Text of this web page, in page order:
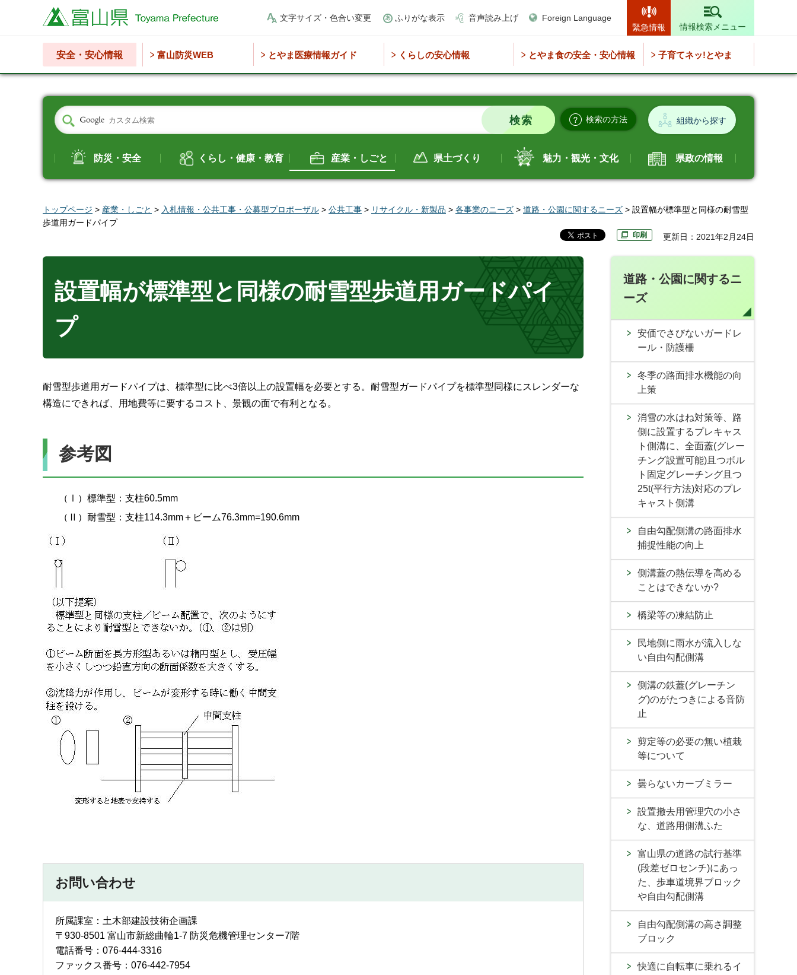
富山県 文字サイズ・色合い変更 ふりがな表示 音声読み上げ
Foreign Language
緊急情報
情報検索メニュー
安全・安心情報 富山防災WEB とやま医療情報ガイド くらしの安心情報 とやま食の安全・安心情報 子育てネッ!とやま
検索の方法 組織から探す
防災・安全 くらし・健康・教育 産業・しごと 県土づくり 魅力・観光・文化 県政の情報
トップページ > 産業・しごと > 入札情報・公共工事・公募型プロポーザル > 公共工事 > リサイクル・新製品 > 各事業のニーズ > 道路・公園に関するニーズ > 設置幅が標準型と同様の耐雪型
歩道用ガードパイプ
印刷 更新日：2021年2月24日
設置幅が標準型と同様の耐雪型歩道用ガードパイ
プ
耐雪型歩道用ガードパイプは、標準型に比べ3倍以上の設置幅を必要とする。耐雪型ガードパイプを標準型同様にスレンダーな
構造にできれば、用地費等に要するコスト、景観の面で有利となる。
参考図
（Ⅰ）標準型：支柱60.5mm
（Ⅱ）耐雪型：支柱114.3mm＋ビーム76.3mm=190.6mm
お問い合わせ
所属課室：土木部建設技術企画課
〒930-8501 富山市新総曲輪1-7 防災危機管理センター7階
電話番号：076-444-3316
ファックス番号：076-442-7954
道路・公園に関するニ
ーズ
安価でさびないガードレ
ール・防護柵
冬季の路面排水機能の向
上策
消雪の水はね対策等、路
側に設置するプレキャス
ト側溝に、全面蓋(グレー
チング設置可能)且つボル
ト固定グレーチング且つ
25t(平行方法)対応のプレ
キャスト側溝
自由勾配側溝の路面排水
捕捉性能の向上
側溝蓋の熱伝導を高める
ことはできないか?
橋梁等の凍結防止
民地側に雨水が流入しな
い自由勾配側溝
側溝の鉄蓋(グレーチン
グ)のがたつきによる音防
止
剪定等の必要の無い植栽
等について
曇らないカーブミラー
設置撤去用管理穴の小さ
な、道路用側溝ふた
富山県の道路の試行基準
(段差ゼロセンチ)にあっ
た、歩車道境界ブロック
や自由勾配側溝
自由勾配側溝の高さ調整
ブロック
快適に自転車に乗れるイ